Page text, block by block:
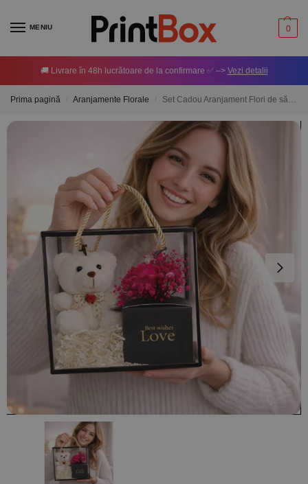
MENIU 0
🚚 Livrare în 48h lucrătoare de la confirmare ✅ –> Vezi detalii
Prima pagină Aranjamente Florale Set Cadou Aranjament Flori de săpun Mov + Ursuleț